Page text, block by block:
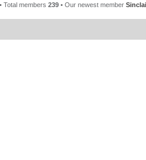
• Total members 239 • Our newest member